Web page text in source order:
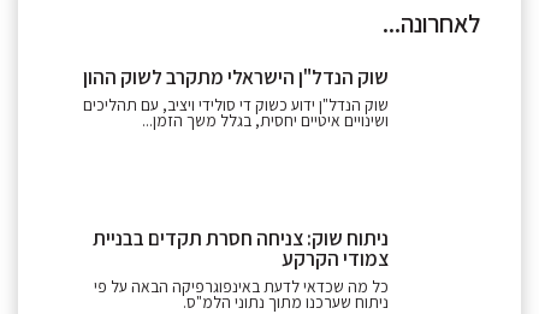
לאחרונה...
שוק הנדל"ן הישראלי מתקרב לשוק ההון
שוק הנדל"ן ידוע כשוק די סולידי ויציב, עם תהליכים
ושינויים איטיים יחסית, בגלל משך הזמן...
ניתוח שוק: צניחה חסרת תקדים בבניית
צמודי הקרקע
כל מה שכדאי לדעת באינפוגרפיקה הבאה על פי
ניתוח שערכנו מתוך נתוני הלמ"ס.